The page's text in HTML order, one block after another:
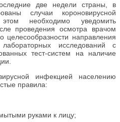
две недели страны, в
случаи короновирусной
необходимо уведомить
проведения осмотра врачом
целесообразности направления
исследований с
тест-систем на наличие
инфекцией населению
правила:
руками к лицу;